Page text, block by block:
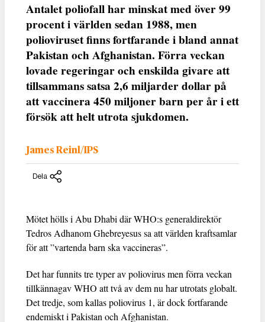
Antalet poliofall har minskat med över 99
procent i världen sedan 1988, men
polioviruset finns fortfarande i bland annat
Pakistan och Afghanistan. Förra veckan
lovade regeringar och enskilda givare att
tillsammans satsa 2,6 miljarder dollar på
att vaccinera 450 miljoner barn per år i ett
försök att helt utrota sjukdomen.
James Reinl/IPS
Dela
Mötet hölls i Abu Dhabi där WHO:s generaldirektör
Tedros Adhanom Ghebreyesus sa att världen kraftsamlar
för att ”vartenda barn ska vaccineras”.
Det har funnits tre typer av poliovirus men förra veckan
tillkännagav WHO att två av dem nu har utrotats globalt.
Det tredje, som kallas poliovirus 1, är dock fortfarande
endemiskt i Pakistan och Afghanistan.